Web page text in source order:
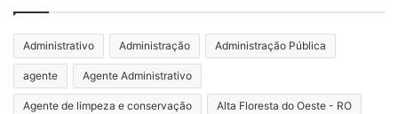
Administrativo Administração Administração Pública
agente Agente Administrativo
Agente de limpeza e conservação Alta Floresta do Oeste - RO